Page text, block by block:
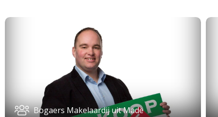
Bogaers Makelaardij uit Made